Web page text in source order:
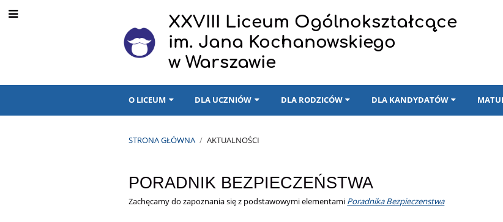
XXVIII Liceum Ogólnokształcące
im. Jana Kochanowskiego
w Warszawie
O LICEUM DLA UCZNIÓW DLA RODZICÓW DLA KANDYDATÓW
STRONA GŁÓWNA / AKTUALNOŚCI
Aktualności
PORADNIK BEZPIECZEŃSTWA
Zachęcamy do zapoznania się z podstawowymi elementami Poradnika Bezpieczenstwa